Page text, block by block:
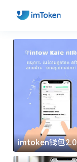
imtoken钱包2.0